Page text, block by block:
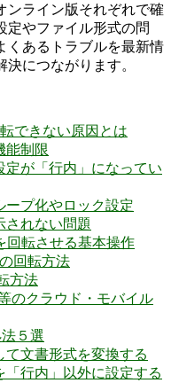
ンライン版それぞれで確
定やファイル形式の問
くあるトラブルを最新情
につながります。
できない原因とは
能制限
定が「行内」になってい
ープ化やロック設定
されない問題
回転させる基本操作
回転方法
方法
のクラウド・モバイル
５選
て文書形式を変換する
「行内」以外に設定する